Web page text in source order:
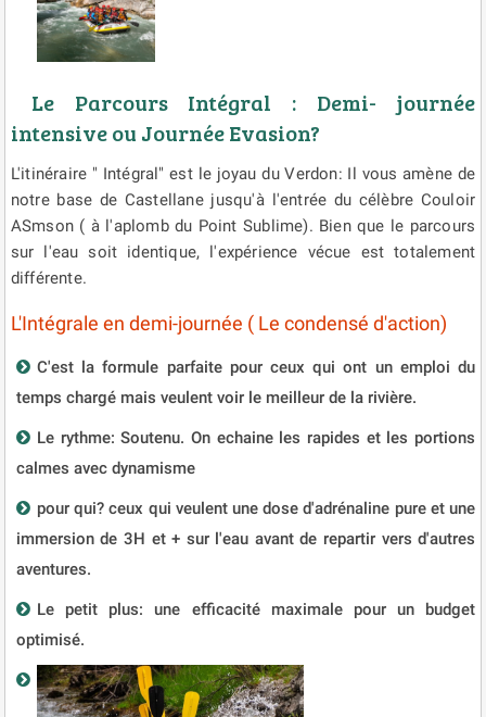
Le Parcours Intégral : Demi- journée
intensive ou Journée Evasion?
L'itinéraire " Intégral" est le joyau du Verdon: Il vous amène de
notre base de Castellane jusqu'à l'entrée du célèbre Couloir
ASmson ( à l'aplomb du Point Sublime). Bien que le parcours
sur l'eau soit identique, l'expérience vécue est totalement
différente.
L'Intégrale en demi-journée ( Le condensé d'action)
C'est la formule parfaite pour ceux qui ont un emploi du
temps chargé mais veulent voir le meilleur de la rivière.
Le rythme: Soutenu. On echaine les rapides et les portions
calmes avec dynamisme
pour qui? ceux qui veulent une dose d'adrénaline pure et une
immersion de 3H et + sur l'eau avant de repartir vers d'autres
aventures.
Le petit plus: une efficacité maximale pour un budget
optimisé.